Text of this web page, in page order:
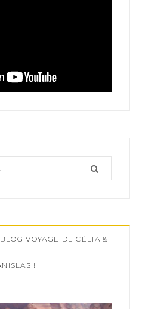
VOYAGE DE CÉLIA &
!